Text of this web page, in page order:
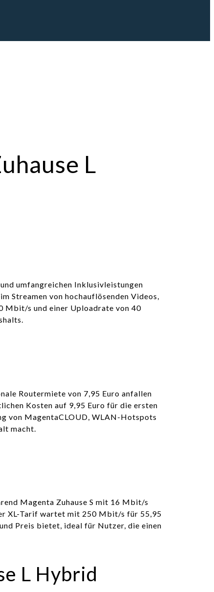
L
umfangreichen Inklusivleistungen
Streamen von hochauflösenden Videos,
Mbit/s und einer Uploadrate von 40
Routermiete von 7,95 Euro anfallen
Kosten auf 9,95 Euro für die ersten
von MagentaCLOUD, WLAN-Hotspots
macht.
Magenta Zuhause S mit 16 Mbit/s
XL-Tarif wartet mit 250 Mbit/s für 55,95
Preis bietet, ideal für Nutzer, die einen
L Hybrid